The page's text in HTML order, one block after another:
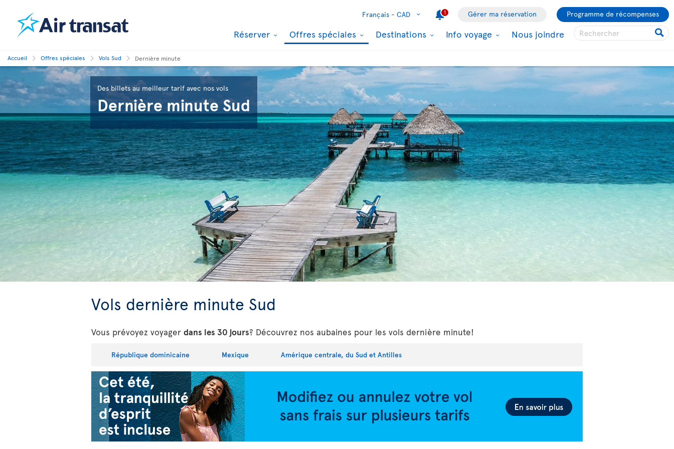
Français - CAD 1 Gérer ma réservation Programme de récompenses
Réserver Offres spéciales Destinations Info voyage Nous joindre
Accueil Offres spéciales Vols Sud Dernière minute
Des billets au meilleur tarif avec nos vols
Dernière minute Sud
Vols dernière minute Sud
Vous prévoyez voyager dans les 30 jours? Découvrez nos aubaines pour les vols dernière minute!
République dominicaine Mexique Amérique centrale, du Sud et Antilles